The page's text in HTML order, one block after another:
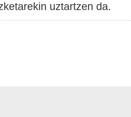
uztartzen da.